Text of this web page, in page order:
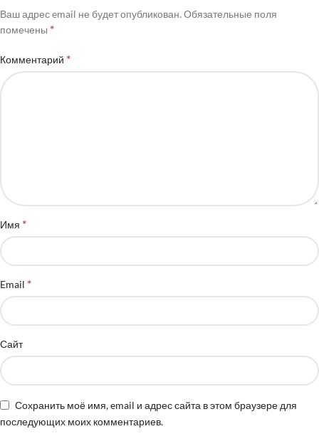
Ваш адрес email не будет опубликован. Обязательные поля
помечены *
Комментарий *
Имя *
Email *
Сайт
Сохранить моё имя, email и адрес сайта в этом браузере для
последующих моих комментариев.